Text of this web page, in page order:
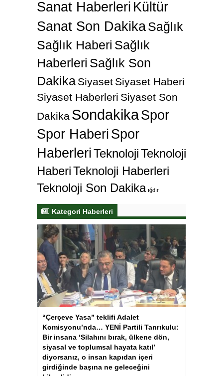
Sanat Haberleri Kültür
Sanat Son DakikaSağlık
Sağlık Haberi Sağlık
Haberleri Sağlık Son
Dakika Siyaset Siyaset Haberi
Siyaset Haberleri Siyaset Son
Dakika SondakikaSpor
Spor Haberi Spor
HaberleriTeknolojiTeknoloji
HaberiTeknoloji Haberleri
Teknoloji Son Dakika ığdır
Kategori Haberleri
“Çerçeve Yasa” teklifi Adalet
Komisyonu’nda… YENİ Partili Tanrıkulu:
Bir insana ‘Silahını bırak, ülkene dön,
siyasal ve toplumsal hayata katıl’
diyorsanız, o insan kapıdan içeri
girdiğinde başına ne geleceğini